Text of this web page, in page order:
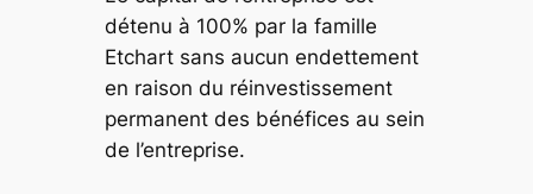
détenu à 100% par la famille
Etchart sans aucun endettement
en raison du réinvestissement
permanent des bénéfices au sein
de l’entreprise.